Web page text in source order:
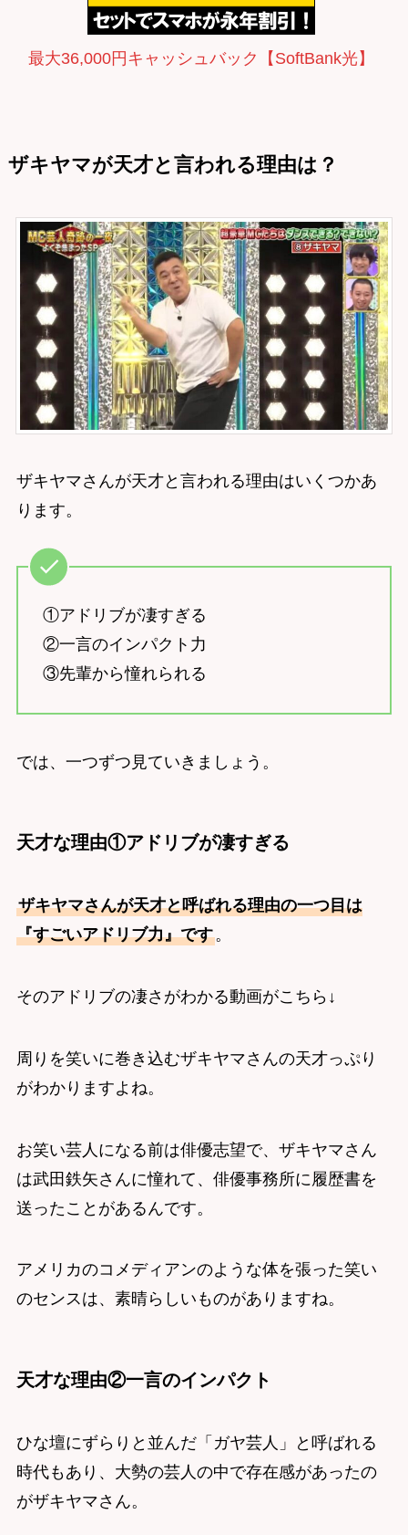
最大36,000円キャッシュバック【SoftBank光】
ザキヤマが天才と言われる理由は？
ザキヤマさんが天才と言われる理由はいくつかあ
ります。
①アドリブが凄すぎる
②一言のインパクト力
③先輩から憧れられる
では、一つずつ見ていきましょう。
天才な理由①アドリブが凄すぎる
ザキヤマさんが天才と呼ばれる理由の一つ目は
『すごいアドリブ力』です。
そのアドリブの凄さがわかる動画がこちら↓
周りを笑いに巻き込むザキヤマさんの天才っぷり
がわかりますよね。
お笑い芸人になる前は俳優志望で、ザキヤマさん
は武田鉄矢さんに憧れて、俳優事務所に履歴書を
送ったことがあるんです。
アメリカのコメディアンのような体を張った笑い
のセンスは、素晴らしいものがありますね。
天才な理由②一言のインパクト
ひな壇にずらりと並んだ「ガヤ芸人」と呼ばれる
時代もあり、大勢の芸人の中で存在感があったの
がザキヤマさん。